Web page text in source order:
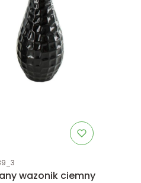
wazonik ciemny